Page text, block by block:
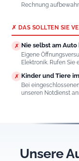
Rechnung
✗ DAS SOLLTEN SIE
✗ Nie selbst am
Eigene
Elektronik. Rufen Sie
✗ Kinder und Tiere
Bei
unseren Notdienst
Unsere